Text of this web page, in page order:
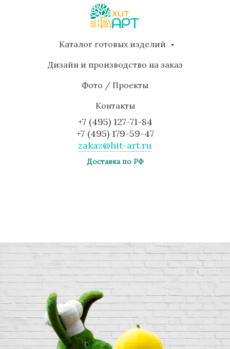
Каталог готовых изделий
Дизайн и производство на заказ
Фото / Проекты
Контакты
+7 (495) 127-71-84
+7 (495) 179-59-47
zakaz@hit-art.ru
Доставка по РФ